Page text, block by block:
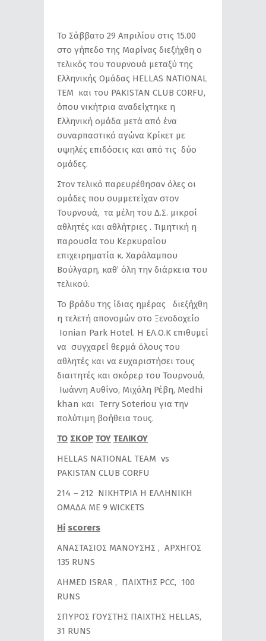
Το Σάββατο 29 Απριλίου στις 15.00
στο γήπεδο της Μαρίνας διεξήχθη ο
τελικός του τουρνουά μεταξύ της
Ελληνικής Ομάδας ΗΕLLAS NATIONAL
TEM και του PAKISTAN CLUB CORFU,
όπου νικήτρια αναδείχτηκε η
Ελληνική ομάδα μετά από ένα
συναρπαστικό αγώνα Κρίκετ με
υψηλές επιδόσεις και από τις δύο
ομάδες.
Στον τελικό παρευρέθησαν όλες οι
ομάδες που συμμετείχαν στον
Τουρνουά, τα μέλη του Δ.Σ. μικροί
αθλητές και αθλήτριες . Τιμητική η
παρουσία του Κερκυραίου
επιχειρηματία κ. Χαράλαμπου
Βούλγαρη, καθ’ όλη την διάρκεια του
τελικού.
To βράδυ της ίδιας ημέρας διεξήχθη
η τελετή απονομών στο Ξενοδοχείο
Ιοnian Park Ηοtel. Η ΕΛ.Ο.Κ επιθυμεί
να συγχαρεί θερμά όλους του
αθλητές και να ευχαριστήσει τους
διαιτητές και σκόρερ του Τουρνουά,
Ιωάννη Αυθίνο, Μιχάλη Ρέβη, Medhi
khan και Terry Soteriou για την
πολύτιμη βοήθεια τους.
ΤΟ ΣΚΟΡ ΤΟΥ ΤΕΛΙΚΟΥ
ΗΕLLAS NATIONAL TEΑM vs
PAKISTAN CLUB CORFU
214 – 212 NΙΚΗΤΡΙΑ Η ΕΛΛΗΝΙΚΗ
ΟΜΑΔΑ ΜΕ 9 WICKETS
Hi scorers
AΝΑΣΤΑΣΙΟΣ ΜΑΝΟΥΣΗΣ , ΑΡΧΗΓΟΣ
135 RUNS
ΑHMED ISRAR , ΠΑΙΧΤΗΣ PCC, 100
RUNS
ΣΠΥΡΟΣ ΓΟΥΣΤΗΣ ΠΑΙΧΤΗΣ HELLAS,
31 RUNS